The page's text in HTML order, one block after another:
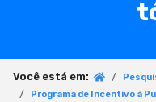
Você está em:
Programa de Incentivo à